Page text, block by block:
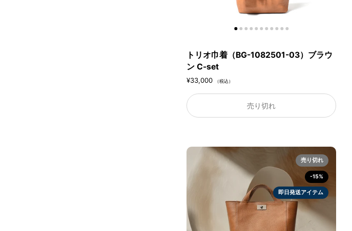
トリオ巾着（BG-1082501-03）ブラウ
ン C-set
¥33,000 （税込）
売り切れ
売り切れ
-15%
即日発送アイテム